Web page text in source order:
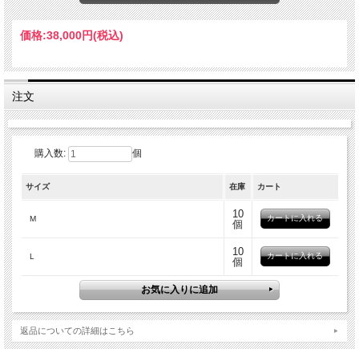
価格:38,000円(税込)
注文
購入数: 個
サイズ 在庫 カート
M
10
個
L
10
個
返品についての詳細はこちら